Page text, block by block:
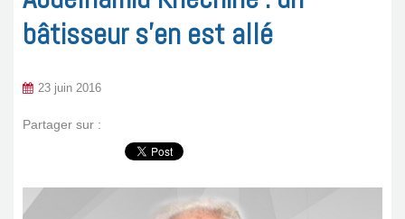
bâtisseur s’en est allé
23 juin 2016
Partager sur :